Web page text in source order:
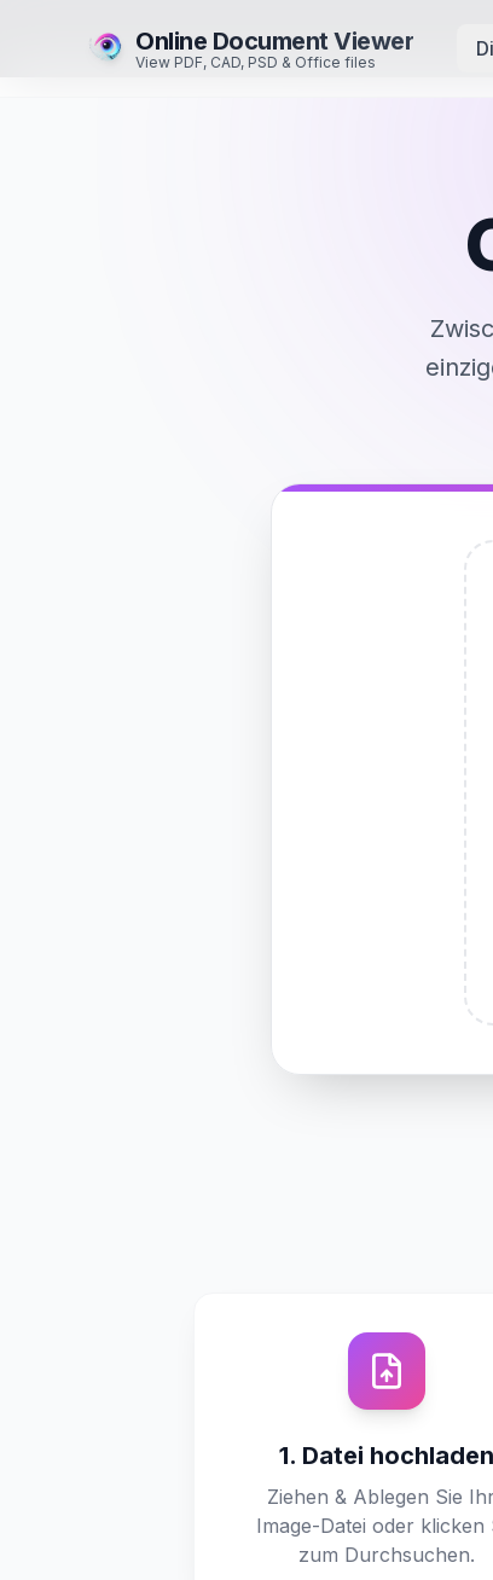
Online Document Viewer
View PDF, CAD, PSD & Office files
1. Datei hochladen
Ziehen & Ablegen Sie
Image-Datei oder klicken
zum Durchsuchen.